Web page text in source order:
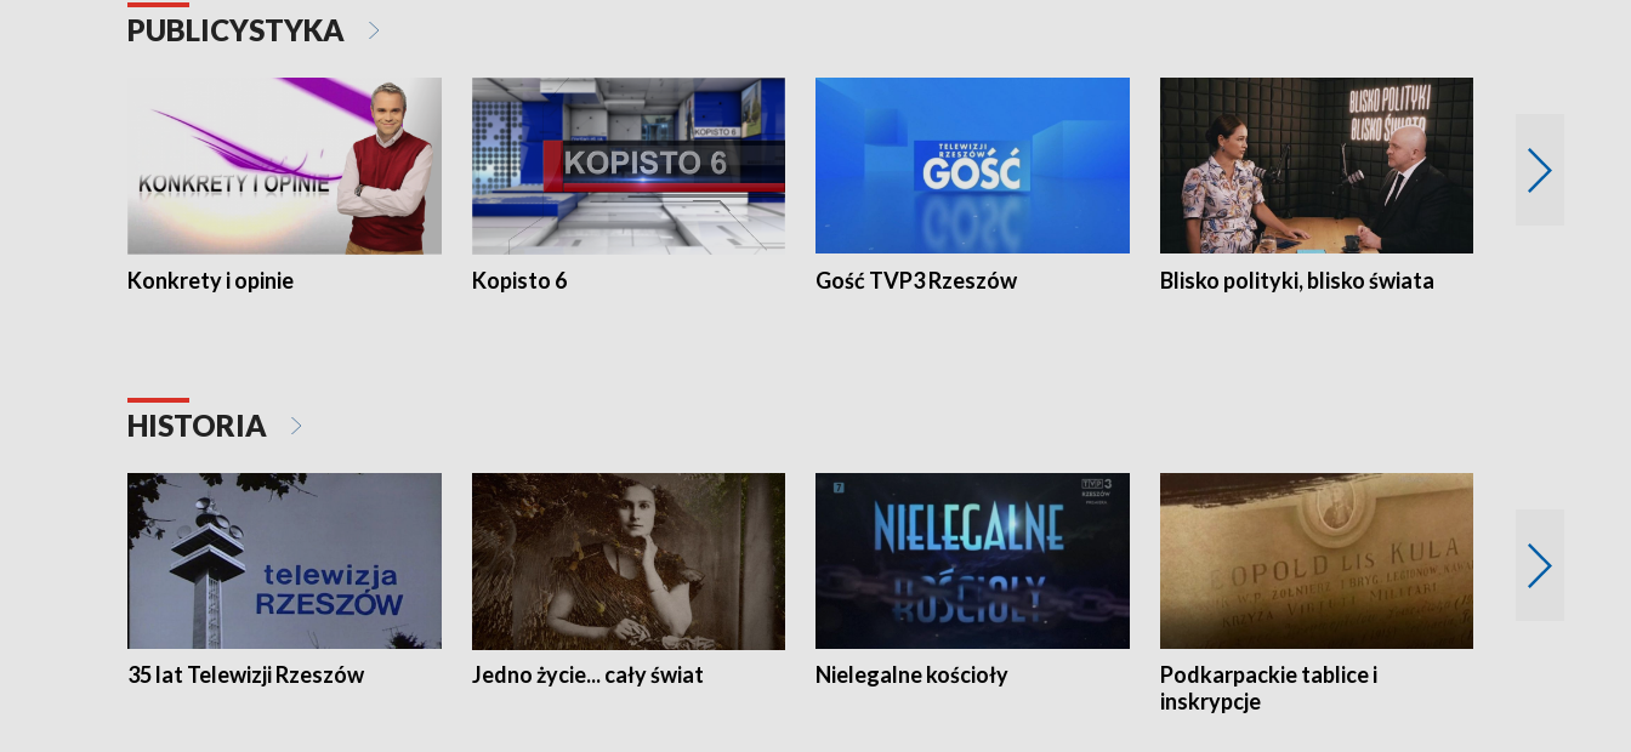
PUBLICYSTYKA
Konkrety i opinie Kopisto 6 Gość TVP3 Rzeszów Blisko polityki, blisko świata
HISTORIA
35 lat Telewizji Rzeszów Jedno życie... cały świat Nielegalne kościoły
Podkarpackie tablice i
inskrypcje